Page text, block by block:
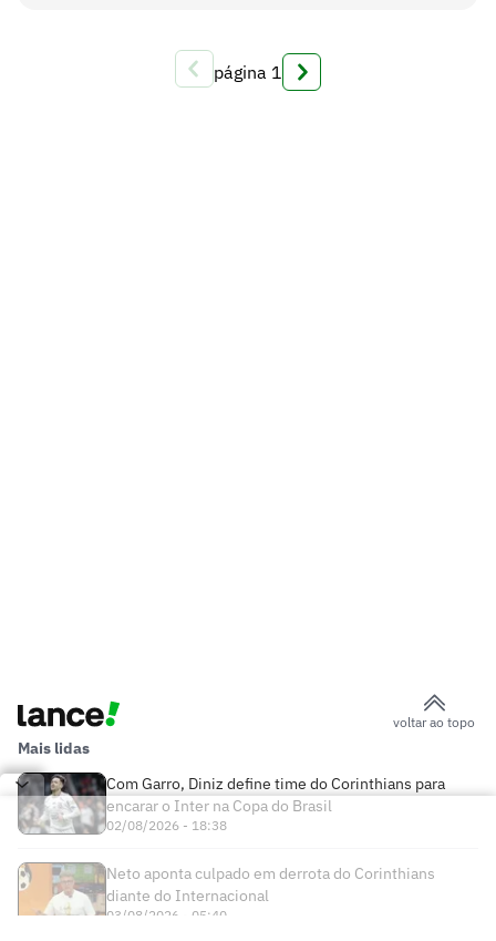
página 1
voltar ao topo
Mais lidas
Com Garro, Diniz define time do Corinthians para
encarar o Inter na Copa do Brasil
02/08/2026 - 18:38
Neto aponta culpado em derrota do Corinthians
diante do Internacional
03/08/2026 - 05:40